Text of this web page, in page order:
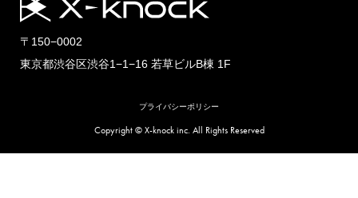
〒150−0002
東京都渋谷区渋谷1−1−16 若草ビルB棟 1F
プライバシーポリシー
Copyright © X-knock inc. All Rights Reserved